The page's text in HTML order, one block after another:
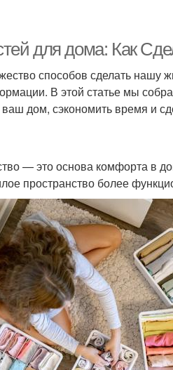
для дома: Как
способов сделать нашу
В этой статье мы
ваш дом, сэкономить время и
— это основа комфорта в
пространство более